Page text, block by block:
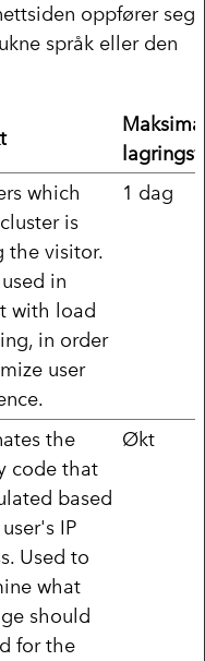
oppfører seg
språk eller den
which
is
the visitor.
in
with load
in order
user
1 dag
the
code that
based
IP
Used to
what
should
for the
Økt